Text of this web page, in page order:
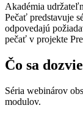
Akadémia
Pečať predstavuje
odpovedajú
pečať v projekte
Čo sa
Séria webinárov
modulov.